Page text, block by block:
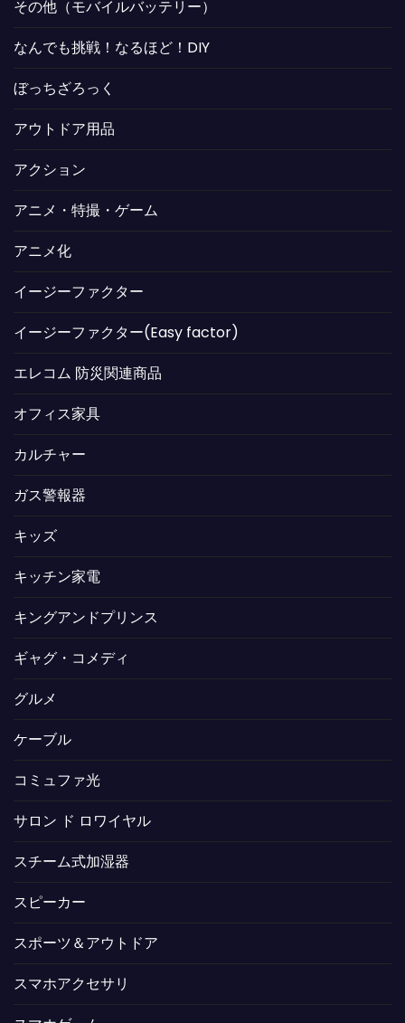
その他（モバイルバッテリー）
なんでも挑戦！なるほど！DIY
ぼっちざろっく
アウトドア用品
アクション
アニメ・特撮・ゲーム
アニメ化
イージーファクター
イージーファクター(Easy factor)
エレコム 防災関連商品
オフィス家具
カルチャー
ガス警報器
キッズ
キッチン家電
キングアンドプリンス
ギャグ・コメディ
グルメ
ケーブル
コミュファ光
サロン ド ロワイヤル
スチーム式加湿器
スピーカー
スポーツ＆アウトドア
スマホアクセサリ